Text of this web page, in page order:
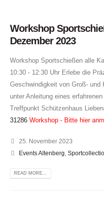
Workshop
Dezember 2023
Workshop Sportschießen alle
10:30 - 12:30 Uhr Erlebe die
Geschwindigkeit von Groß- und
unter Anleitung eines
Treffpunkt Schützenhaus
31286 Workshop - Bitte hier
25. November 2023
Events Altenberg
READ MORE...